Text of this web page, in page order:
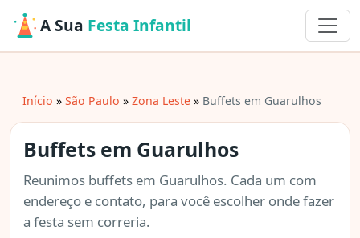
A Sua Festa Infantil
Início São Paulo Zona Leste Buffets em Guarulhos
Buffets em Guarulhos
Reunimos buffets em Guarulhos. Cada um com
endereço e contato, para você escolher onde fazer
a festa sem correria.